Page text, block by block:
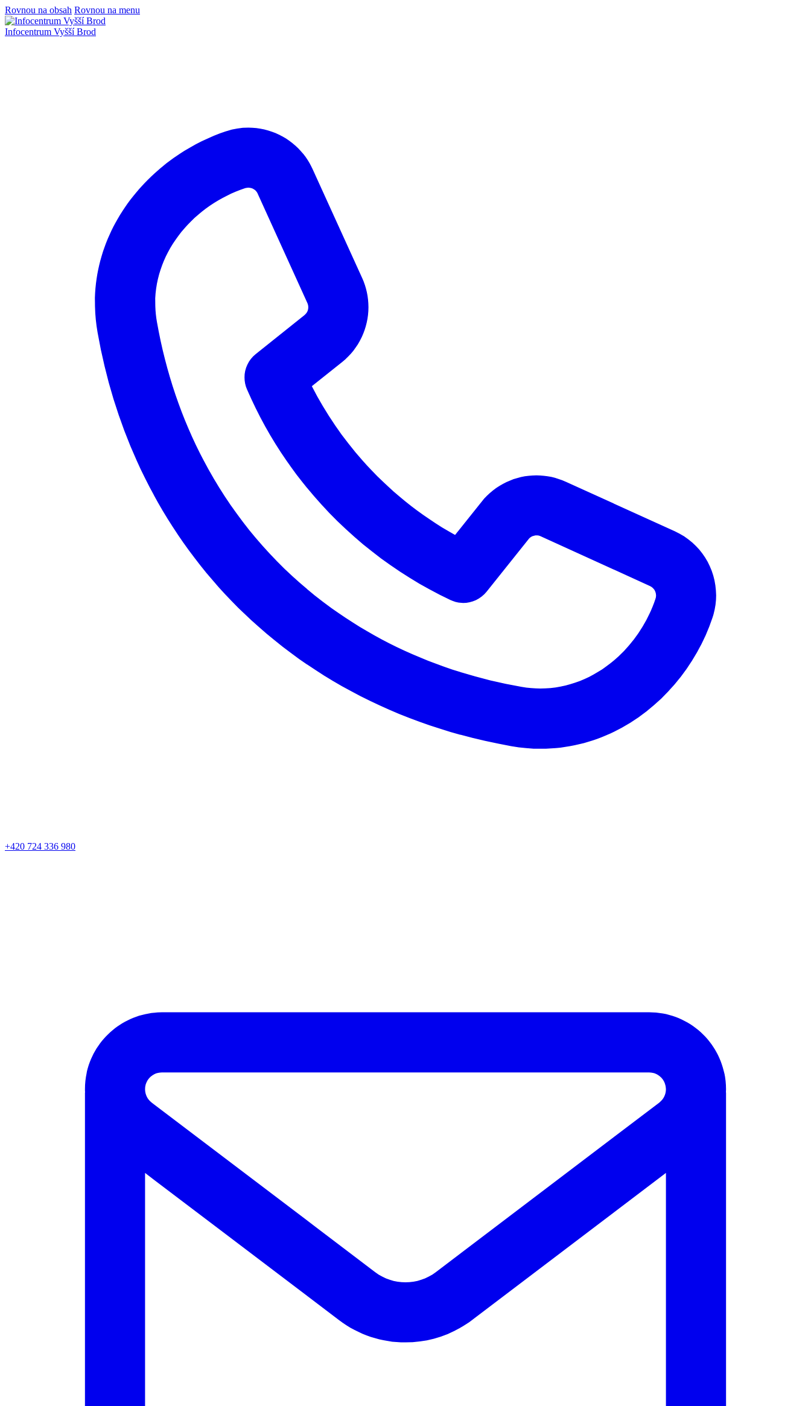
Rovnou na obsah Rovnou na menu
Infocentrum Vyšší Brod
+420 724 336 980